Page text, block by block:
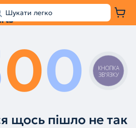
00
щось пішло не так
КНОПКА
ЗВ'ЯЗКУ